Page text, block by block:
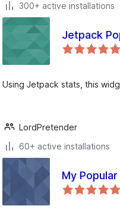
300+ active installations
Jetpack
Using Jetpack stats, this
LordPretender
60+ active installations
My